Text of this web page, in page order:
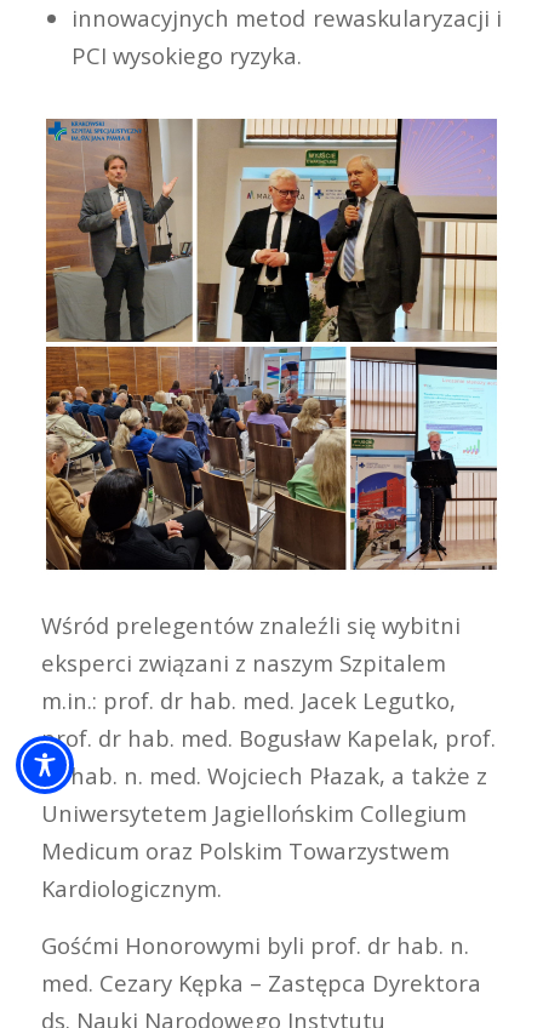
innowacyjnych metod rewaskularyzacji i
PCI wysokiego ryzyka.
Wśród prelegentów znaleźli się wybitni
eksperci związani z naszym Szpitalem
m.in.: prof. dr hab. med. Jacek Legutko,
prof. dr hab. med. Bogusław Kapelak, prof.
dr hab. n. med. Wojciech Płazak, a także z
Uniwersytetem Jagiellońskim Collegium
Medicum oraz Polskim Towarzystwem
Kardiologicznym.
Gośćmi Honorowymi byli prof. dr hab. n.
med. Cezary Kępka – Zastępca Dyrektora
ds. Nauki Narodowego Instytutu